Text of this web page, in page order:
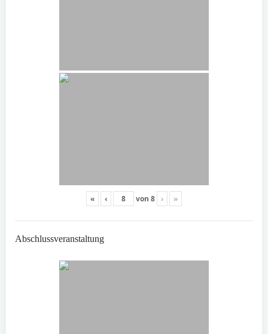
« ‹ von 8 › »
Abschlussveranstaltung